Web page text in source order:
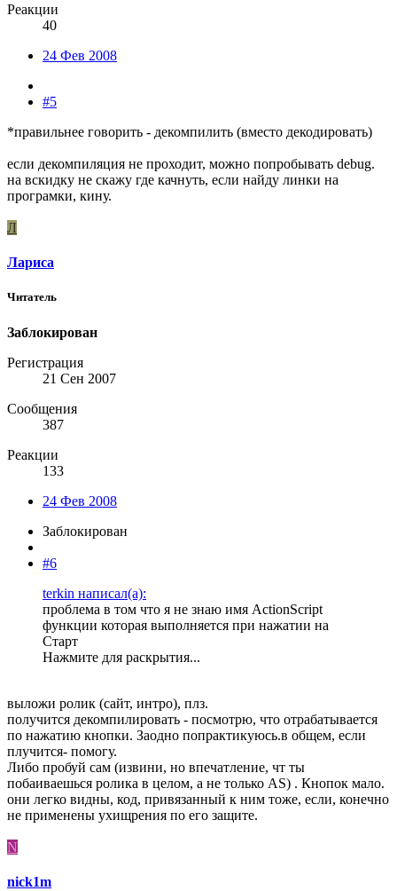
Реакции
40
24 Фев 2008
#5
*правильнее говорить - декомпилить (вместо декодировать)
если декомпиляция не проходит, можно попробывать debug.
на вскидку не скажу где качнуть, если найду линки на
програмки, кину.
Л
Лариса
Читатель
Заблокирован
Регистрация
21 Сен 2007
Сообщения
387
Реакции
133
24 Фев 2008
Заблокирован
#6
terkin написал(а):
проблема в том что я не знаю имя ActionScript
функции которая выполняется при нажатии на
Старт
Нажмите для раскрытия...
выложи ролик (сайт, интро), плз.
получится декомпилировать - посмотрю, что отрабатывается
по нажатию кнопки. Заодно попрактикуюсь.в общем, если
плучится- помогу.
Либо пробуй сам (извини, но впечатление, чт ты
побаиваешься ролика в целом, а не только AS) . Кнопок мало.
они легко видны, код, привязанный к ним тоже, если, конечно
не применены ухищрения по его защите.
N
nick1m